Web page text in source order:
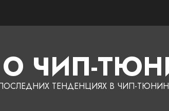
ЧИП-
ТЕНДЕНЦИЯХ В ЧИП-